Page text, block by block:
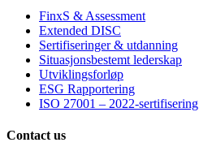
FinxS & Assessment
Extended DISC
Sertifiseringer & utdanning
Situasjonsbestemt lederskap
Utviklingsforløp
ESG Rapportering
ISO 27001 – 2022-sertifisering
Contact us